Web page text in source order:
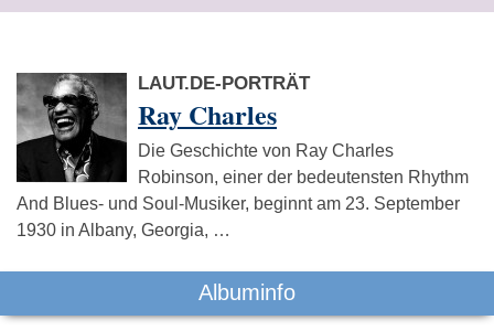
LAUT.DE-PORTRÄT
Ray Charles
Die Geschichte von Ray Charles
Robinson, einer der bedeutensten Rhythm
And Blues- und Soul-Musiker, beginnt am 23. September
1930 in Albany, Georgia, …
Albuminfo